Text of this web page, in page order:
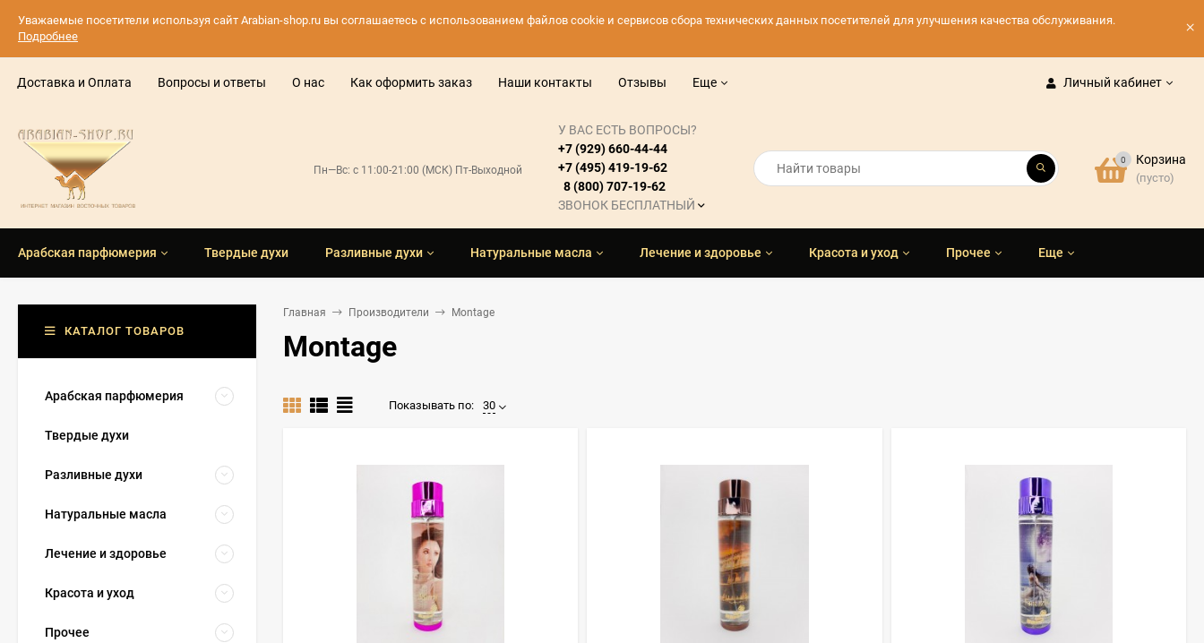
Уважаемые посетители используя сайт Arabian-shop.ru вы соглашаетесь с использованием файлов cookie и сервисов сбора технических данных посетителей для улучшения качества обслуживания.
Подробнее
×
Личный кабинет
Доставка и Оплата Вопросы и ответы О нас Как оформить заказ Наши контакты Отзывы Еще
Пн—Вс: с 11:00-21:00 (МСК) Пт-Выходной
У ВАС ЕСТЬ ВОПРОСЫ?
+7 (929) 660-44-44
+7 (495) 419-19-62
8 (800) 707-19-62
ЗВОНОК БЕСПЛАТНЫЙ
0 Корзина
(пусто)
Арабская парфюмерия Твердые духи Разливные духи Натуральные масла Лечение и здоровье Красота и уход Прочее Еще
Главная Производители Montage
Montage
Показывать по: 30
КАТАЛОГ ТОВАРОВ
Арабская парфюмерия
Твердые духи
Разливные духи
Натуральные масла
Лечение и здоровье
Красота и уход
Прочее